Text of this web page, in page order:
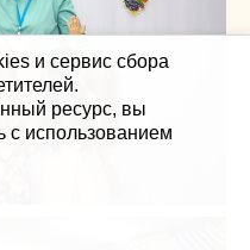
и сервис сбора
ресурс, вы
с использованием